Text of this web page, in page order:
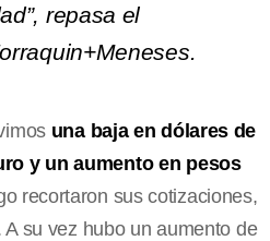
repasa el
una baja en dólares de
y un aumento en pesos
recortaron sus cotizaciones,
su vez hubo un aumento de